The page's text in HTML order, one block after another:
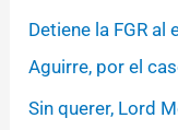
Detiene la FGR al
Aguirre, por el
Sin querer, Lord